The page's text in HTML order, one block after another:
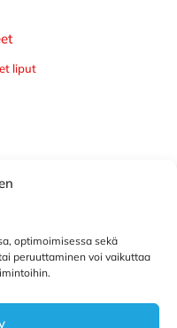
optimoimisessa sekä
peruuttaminen voi vaikuttaa
liput